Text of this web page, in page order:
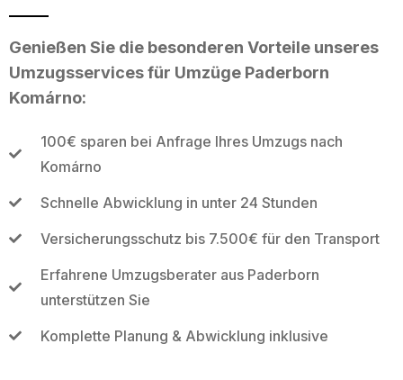
Genießen Sie die besonderen Vorteile unseres
Umzugsservices für Umzüge Paderborn
Komárno:
100€ sparen bei Anfrage Ihres Umzugs nach
Komárno
Schnelle Abwicklung in unter 24 Stunden
Versicherungsschutz bis 7.500€ für den Transport
Erfahrene Umzugsberater aus Paderborn
unterstützen Sie
Komplette Planung & Abwicklung inklusive